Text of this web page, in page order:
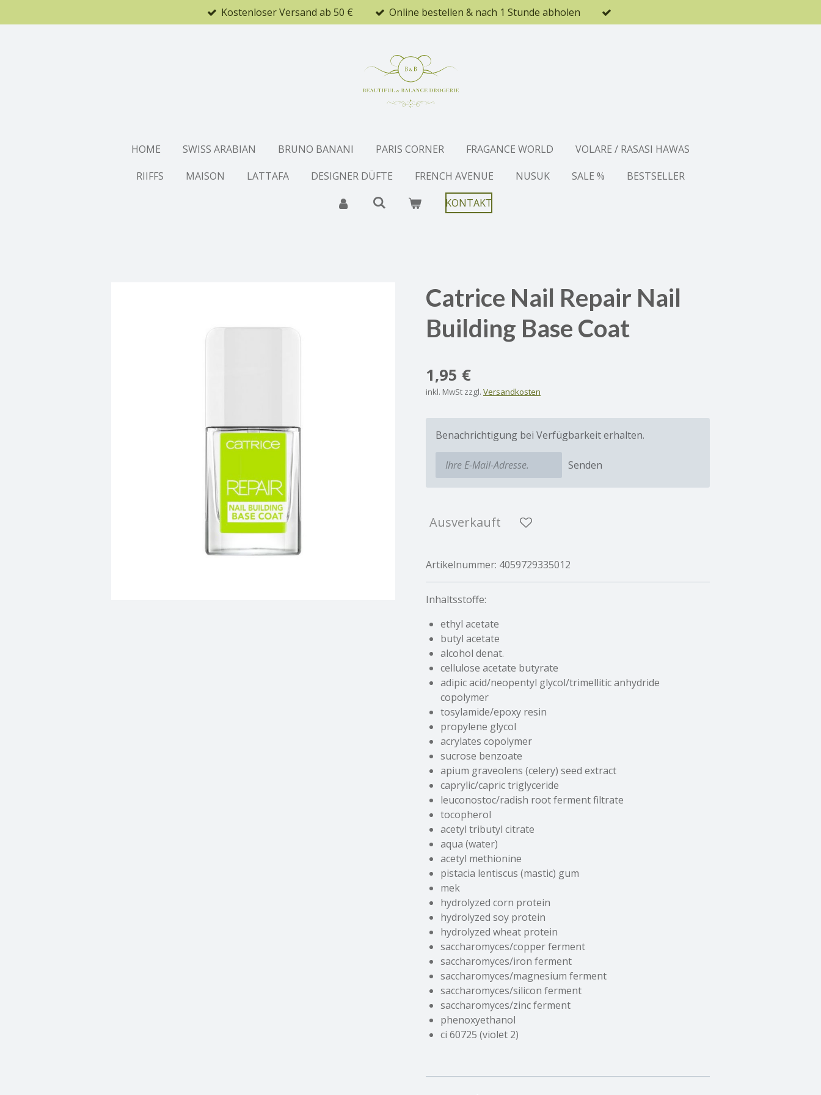
Hauptinhalt
Kostenloser Versand ab 50 € Online bestellen & nach 1 Stunde abholen
HOME SWISS ARABIAN BRUNO BANANI PARIS CORNER FRAGANCE WORLD
VOLARE / RASASI HAWAS
RIIFFS
MAISON LATTAFA DESIGNER DÜFTE FRENCH AVENUE NUSUK SALE %
BESTSELLER
KONTAKT
Catrice Nail Repair Nail
Building Base Coat
1,95 €
inkl. MwSt zzgl. Versandkosten
Benachrichtigung bei Verfügbarkeit erhalten.
Senden
Ausverkauft
Artikelnummer: 4059729335012
Inhaltsstoffe:
ethyl acetate
butyl acetate
alcohol denat.
cellulose acetate butyrate
adipic acid/neopentyl glycol/trimellitic anhydride
copolymer
tosylamide/epoxy resin
propylene glycol
acrylates copolymer
sucrose benzoate
apium graveolens (celery) seed extract
caprylic/capric triglyceride
leuconostoc/radish root ferment filtrate
tocopherol
acetyl tributyl citrate
aqua (water)
acetyl methionine
pistacia lentiscus (mastic) gum
mek
hydrolyzed corn protein
hydrolyzed soy protein
hydrolyzed wheat protein
saccharomyces/copper ferment
saccharomyces/iron ferment
saccharomyces/magnesium ferment
saccharomyces/silicon ferment
saccharomyces/zinc ferment
phenoxyethanol
ci 60725 (violet 2)